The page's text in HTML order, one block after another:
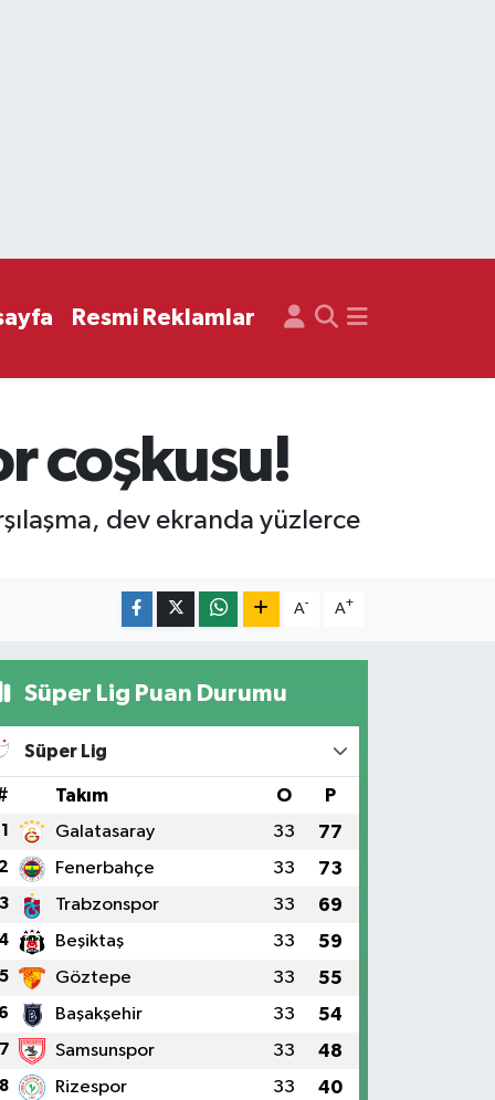
Resmi Reklamlar
coşkusu!
dev ekranda yüzlerce
A- A+
Süper Lig Puan Durumu
Süper Lig
Takım O P
1 Galatasaray 33 77
2 Fenerbahçe 33 73
3 Trabzonspor 33 69
4 Beşiktaş 33 59
5 Göztepe 33 55
6 Başakşehir 33 54
7 Samsunspor 33 48
8 Rizespor 33 40